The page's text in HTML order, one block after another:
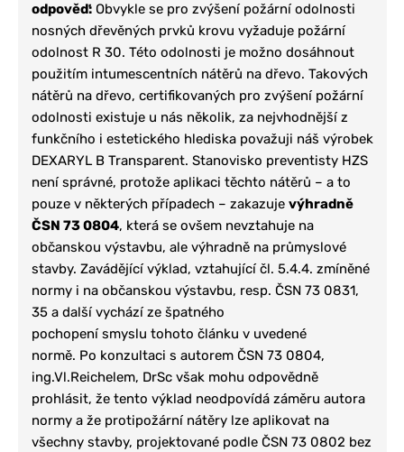
odpověď:Obvykle se pro zvýšení požární odolnosti
nosných dřevěných prvků krovu vyžaduje požární
odolnost R 30. Této odolnosti je možno dosáhnout
použitím intumescentních nátěrů na dřevo. Takových
nátěrů na dřevo, certifikovaných pro zvýšení požární
odolnosti existuje u nás několik, za nejvhodnější z
funkčního i estetického hlediska považuji náš výrobek
DEXARYL B Transparent. Stanovisko preventisty HZS
není správné, protože aplikaci těchto nátěrů – a to
pouze v některých případech – zakazuje výhradně
ČSN 73 0804, která se ovšem nevztahuje na
občanskou výstavbu, ale výhradně na průmyslové
stavby. Zavádějící výklad, vztahující čl. 5.4.4. zmíněné
normy i na občanskou výstavbu, resp. ČSN 73 0831,
35 a další vychází ze špatného
pochopení smyslu tohoto článku v uvedené
normě. Po konzultaci s autorem ČSN 73 0804,
ing.Vl.Reichelem, DrSc však mohu odpovědně
prohlásit, že tento výklad neodpovídá záměru autora
normy a že protipožární nátěry lze aplikovat na
všechny stavby, projektované podle ČSN 73 0802 bez